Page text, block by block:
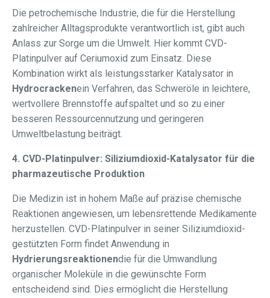
Die petrochemische Industrie, die für die Herstellung
zahlreicher Alltagsprodukte verantwortlich ist, gibt auch
Anlass zur Sorge um die Umwelt. Hier kommt CVD-
Platinpulver auf Ceriumoxid zum Einsatz. Diese
Kombination wirkt als leistungsstarker Katalysator in
Hydrocrackenein Verfahren, das Schweröle in leichtere,
wertvollere Brennstoffe aufspaltet und so zu einer
besseren Ressourcennutzung und geringeren
Umweltbelastung beiträgt.
4. CVD-Platinpulver: Siliziumdioxid-Katalysator für die
pharmazeutische Produktion
Die Medizin ist in hohem Maße auf präzise chemische
Reaktionen angewiesen, um lebensrettende Medikamente
herzustellen. CVD-Platinpulver in seiner Siliziumdioxid-
gestützten Form findet Anwendung in
Hydrierungsreaktionendie für die Umwandlung
organischer Moleküle in die gewünschte Form
entscheidend sind. Dies ermöglicht die Herstellung